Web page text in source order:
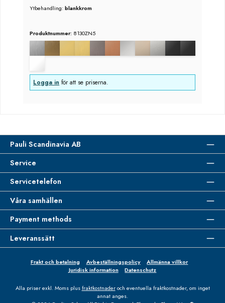
Ytbehandling:blankkrom
Produktnummer: 8130ZN5
Logga in för att se priserna.
Pauli Scandinavia AB
Service
Servicetelefon
Våra samhällen
Payment methods
Leveranssätt
Frakt och betalning Avbeställningspolicy
Allmänna villkor
Juridisk information
Datenschutz
Alla priser exkl. Moms plusfraktkostnaderoch eventuella fraktkostnader, om inget
annat anges.